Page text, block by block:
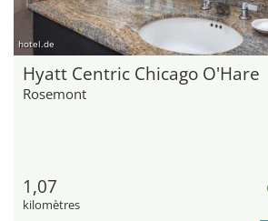
hotel.de
Hyatt Centric Chicago O'Hare
Rosemont
1,07
kilomètres